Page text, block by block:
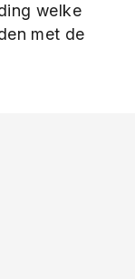
welke
met de